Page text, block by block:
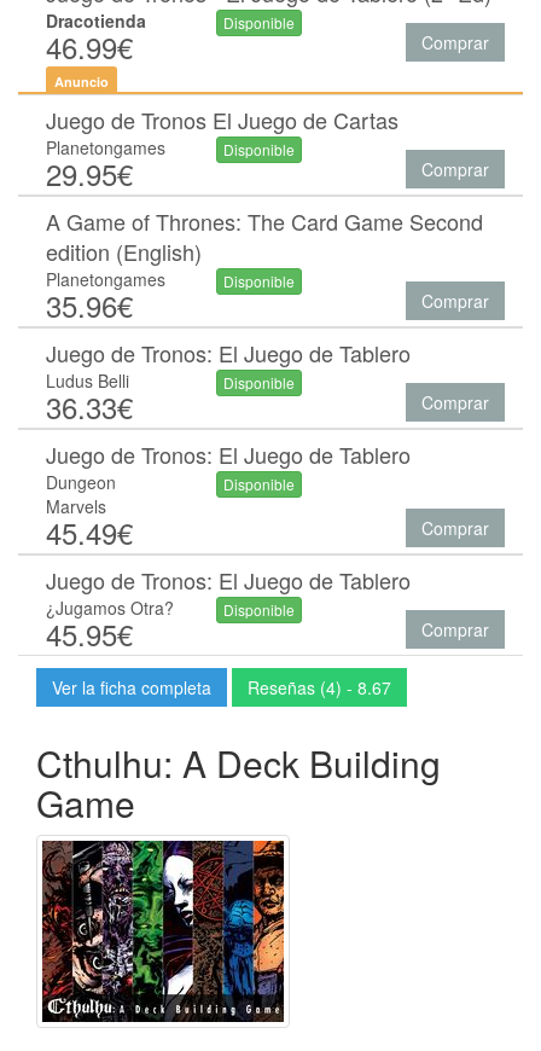
Dracotienda
46.99€
Disponible
Comprar
Anuncio
Juego de Tronos El Juego de Cartas
Planetongames
29.95€
Disponible
Comprar
A Game of Thrones: The Card Game Second
edition (English)
Planetongames
35.96€
Disponible
Comprar
Juego de Tronos: El Juego de Tablero
Ludus Belli
36.33€
Disponible
Comprar
Juego de Tronos: El Juego de Tablero
Dungeon
Marvels
45.49€
Disponible
Comprar
Juego de Tronos: El Juego de Tablero
¿Jugamos Otra?
45.95€
Disponible
Comprar
Ver la ficha completa Reseñas (4) - 8.67
Cthulhu: A Deck Building
Game